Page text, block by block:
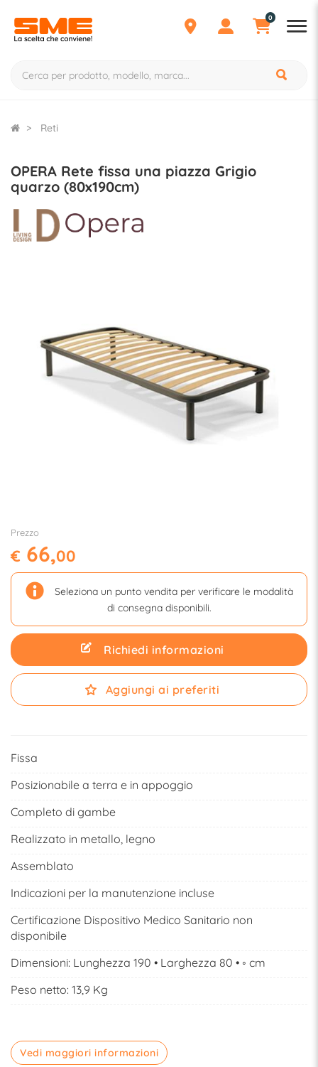
0
Reti
OPERA Rete fissa una piazza Grigio
quarzo (80x190cm)
Prezzo
€ 66,00
Seleziona un punto vendita per verificare le modalità
di consegna disponibili.
Richiedi informazioni
Aggiungi ai preferiti
Fissa
Posizionabile a terra e in appoggio
Completo di gambe
Realizzato in metallo, legno
Assemblato
Indicazioni per la manutenzione incluse
Certificazione Dispositivo Medico Sanitario non
disponibile
Dimensioni: Lunghezza 190 • Larghezza 80 • ◦ cm
Peso netto: 13,9 Kg
Vedi maggiori informazioni